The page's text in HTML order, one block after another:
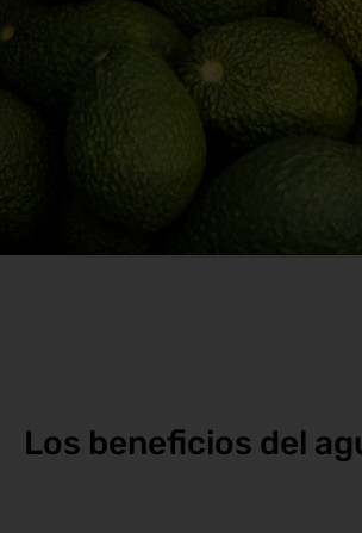
Los beneficios del